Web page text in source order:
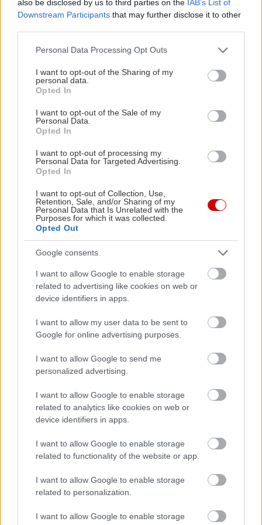
also be disclosed by us to third parties on the IAB’s List of
Downstream Participants that may further disclose it to other
Please note that this website/app uses one or more Google
not limited to your visit or usage behaviour. You may click to
grant or deny consent to Google and its third-party tags to
use your data for below specified purposes in below Google
consent section.
Personal Data Processing Opt Outs
I want to opt-out of the Sharing of my
personal data.
Opted In
I want to opt-out of the Sale of my
Personal Data.
Opted In
I want to opt-out of processing my
Personal Data for Targeted Advertising.
Opted In
I want to opt-out of Collection, Use,
Retention, Sale, and/or Sharing of my
Personal Data that Is Unrelated with the
Purposes for which it was collected.
Opted Out
Google consents
I want to allow Google to enable storage
related to advertising like cookies on web or
device identifiers in apps.
I want to allow my user data to be sent to
Google for online advertising purposes.
I want to allow Google to send me
personalized advertising.
I want to allow Google to enable storage
related to analytics like cookies on web or
device identifiers in apps.
I want to allow Google to enable storage
related to functionality of the website or app.
I want to allow Google to enable storage
related to personalization.
I want to allow Google to enable storage
Κατά μέσο όρο ο κόσμος που απευθύνεται στον κ.
Ζαχαρόπουλο για να μάθουν την τέχνη της
Μεσαιωνικής Σπαθασκίας είναι 23 χρονών, χωρίς
όμως να λείπουν και άτομα μεγαλύτερων ηλικιών.
Από του χρόνου μάλιστα, ο ίδιος σκοπεύει να
διαμορφώσει και παιδικό τμήμα για παιδιά 8 μέχρι
12 χρονών, το οποίο θα τους μαθαίνει τις αρχές
του ιπποτισμού και το ιστορικό background του
σπαθιού με λαστιχένια φυσικά όπλα. «Το τμήμα
ηλικία, δεν θα τους δείχνουμε πώς να σκοτώνουν
ή πώς να πνίγουν και να ακρωτηριάζουν.
Εξυπακούεται αυτό», λέει ο ίδιος.
Αυτήν την περίοδο,
μαζί με τον κ.
Ταμπακάκη, επίσης
εκπαιδευτή της Arma
έχουν αναλάβει
τις χορογραφίες